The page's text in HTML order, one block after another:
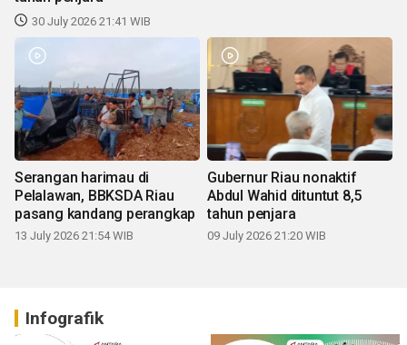
30 July 2026 21:41 WIB
Serangan harimau di
Pelalawan, BBKSDA Riau
pasang kandang perangkap
13 July 2026 21:54 WIB
Gubernur Riau nonaktif
Abdul Wahid dituntut 8,5
tahun penjara
09 July 2026 21:20 WIB
Infografik